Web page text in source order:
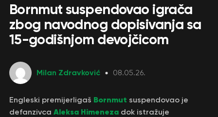
Bornmut suspendovao igrača
zbog navodnog dopisivanja sa
15-godišnjom devojčicom
Milan Zdravković 08.05.26.
Engleski premijerligaš Bornmut suspendovao je
defanzivca Aleksa Himenezadok istražuje